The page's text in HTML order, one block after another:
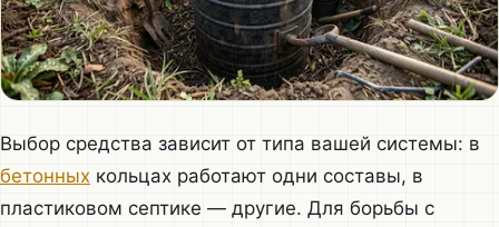
Выбор средства зависит от типа вашей системы: в
бетонных кольцах работают одни составы, в
пластиковом септике — другие. Для борьбы с